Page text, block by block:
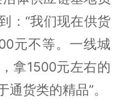
：“我们现在供货
元不等。一线城
拿1500元左右的
货类的精品”。